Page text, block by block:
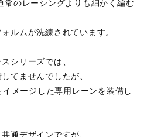
常のレーシングよりも細かく編む
ルムが洗練されています。
シリーズでは、
てませんでしたが、
メージした専用レーンを装備し
通デザインですが、